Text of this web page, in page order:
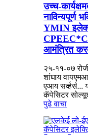
उच्च-
नाविन्यपूर्ण
YMIN
आमंत्रित
२५-११-०७
शांघाय
एआय सर्व्हर्स...
कॅपेसिटर
पुढे वाचा